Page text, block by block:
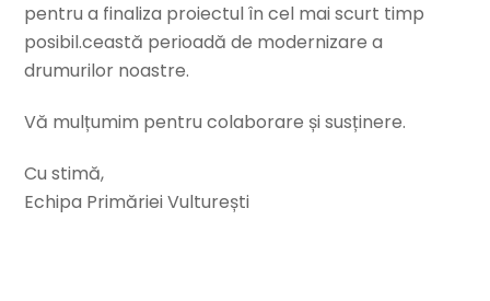
pentru a finaliza proiectul în cel mai scurt timp
posibil.ceastă perioadă de modernizare a
drumurilor noastre.
Vă mulțumim pentru colaborare și susținere.
Cu stimă,
Echipa Primăriei Vulturești